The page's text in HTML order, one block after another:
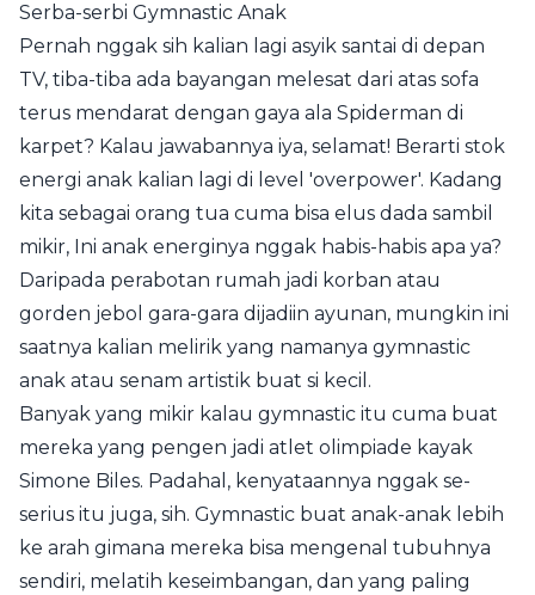
Serba-serbi Gymnastic Anak
Pernah nggak sih kalian lagi asyik santai di depan
TV, tiba-tiba ada bayangan melesat dari atas sofa
terus mendarat dengan gaya ala Spiderman di
karpet? Kalau jawabannya iya, selamat! Berarti stok
energi anak kalian lagi di level 'overpower'. Kadang
kita sebagai orang tua cuma bisa elus dada sambil
mikir, Ini anak energinya nggak habis-habis apa ya?
Daripada perabotan rumah jadi korban atau
gorden jebol gara-gara dijadiin ayunan, mungkin ini
saatnya kalian melirik yang namanya gymnastic
anak atau senam artistik buat si kecil.
Banyak yang mikir kalau gymnastic itu cuma buat
mereka yang pengen jadi atlet olimpiade kayak
Simone Biles. Padahal, kenyataannya nggak se-
serius itu juga, sih. Gymnastic buat anak-anak lebih
ke arah gimana mereka bisa mengenal tubuhnya
sendiri, melatih keseimbangan, dan yang paling